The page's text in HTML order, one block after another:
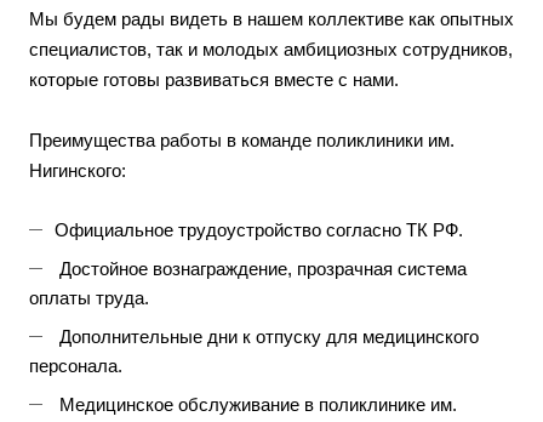
Мы будем рады видеть в нашем коллективе как опытных
специалистов, так и молодых амбициозных сотрудников,
которые готовы развиваться вместе с нами.
Преимущества работы в команде поликлиники им.
Нигинского:
Официальное трудоустройство согласно ТК РФ.
Достойное вознаграждение, прозрачная система
оплаты труда.
Дополнительные дни к отпуску для медицинского
персонала.
Медицинское обслуживание в поликлинике им.